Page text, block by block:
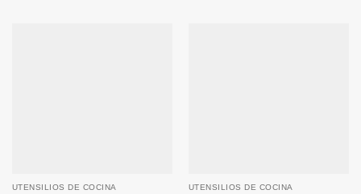
UTENSILIOS DE COCINA UTENSILIOS DE COCINA